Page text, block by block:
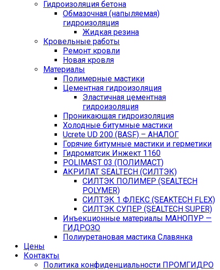
Гидроизоляция бетона
Обмазочная (напыляемая)
гидроизоляция
Жидкая резина
Кровельные работы
Ремонт кровли
Новая кровля
Материалы
Полимерные мастики
Цементная гидроизоляция
Эластичная цементная
гидроизоляция
Проникающая гидроизоляция
Холодные битумные мастики
Ucrete UD 200 (BASF) – АНАЛОГ
Горячие битумные мастики и герметики
Гидроматсик Инжект 1160
POLIMAST 03 (ПОЛИМАСТ)
АКРИЛАТ SEALTECH (СИЛТЭК)
СИЛТЭК ПОЛИМЕР (SEALTECH
POLYMER)
СИЛТЭК 1 ФЛЕКС (SEAKTECH FLEX)
СИЛТЭК СУПЕР (SEALTECH SUPER)
Инъекционные материалы МАНОПУР —
ГИДРОЗО
Полиуретановая мастика Славянка
Цены
Контакты
Политика конфиденциальности ПРОМГИДРО